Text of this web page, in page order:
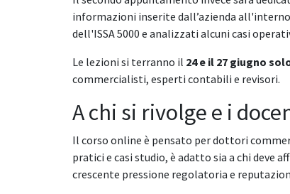
informazioni inserite dall’azienda
dell'ISSA 5000 e analizzati alcuni casi
Le lezioni si terranno il 24 e il 27 giugno
commercialisti, esperti contabili e revisori.
A chi si rivolge e i
Il corso online è pensato per dottori
pratici e casi studio, è adatto sia a chi deve
crescente pressione regolatoria e